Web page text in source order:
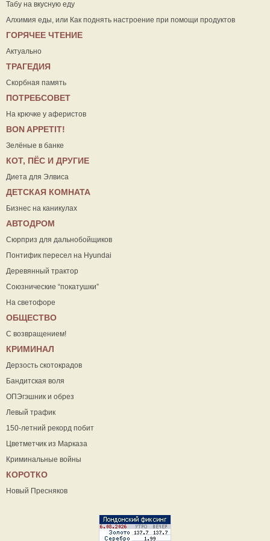
Табу на вкусную еду
Алхимия еды, или Как поднять настроение при помощи продуктов
ГОРЯЧЕЕ ЧТЕНИЕ
Актуально
ТРАГЕДИЯ
Скорбная память
ПОТРЕБСОВЕТ
На крючке у аферистов
ВON APPETIT!
Зелёные в банке
КОТ, ПЁС И ДРУГИЕ
Диета для Элвиса
ДЕТСКАЯ КОМНАТА
Бизнес на каникулах
АВТОДРОМ
Сюрприз для дальнобойщиков
Понтифик пересел на Hyundai
Деревянный трактор
Союзнические “покатушки”
На светофоре
ОБЩЕСТВО
С возвращением!
КРИМИНАЛ
Дерзость скотокрадов
Бандитская воля
ОПЭгэшник и обрез
Левый трафик
150-летний рекорд побит
Цветметчик из Марказа
Криминальные войны
КОРОТКО
Новый Пресняков